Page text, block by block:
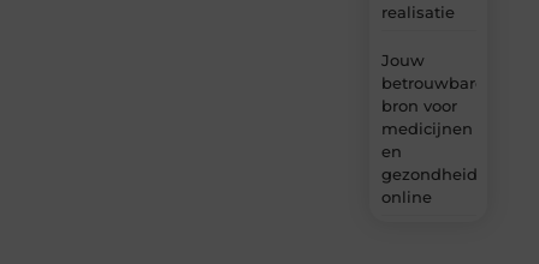
realisatie
Jouw
betrouwbare
bron voor
medicijnen
en
online